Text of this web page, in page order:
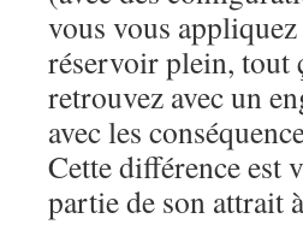
vous vous
réservoir plein, tout
retrouvez avec un
avec les
Cette différence est
partie de son attrait